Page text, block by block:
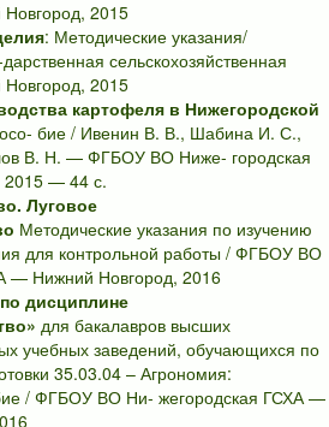
2015
: Методические указания/
сельскохозяйственная
2015
картофеля в Нижегородской
бие / Ивенин В. В., Шабина И. С.,
В. Н. — ФГБОУ ВО Ниже- городская
2015 — 44 с.
Луговое
Методические указания по изучению
для контрольной работы / ФГБОУ ВО
— Нижний Новгород, 2016
дисциплине
для бакалавров высших
учебных заведений, обучающихся по
35.03.04 – Агрономия:
/ ФГБОУ ВО Ни- жегородская ГСХА —